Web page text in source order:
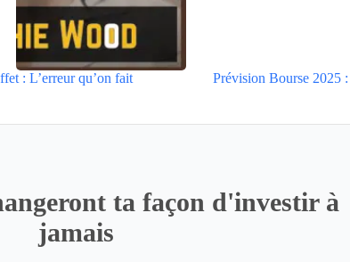
: L’erreur qu’on fait Prévision Bourse
ta façon d'investir à
jamais